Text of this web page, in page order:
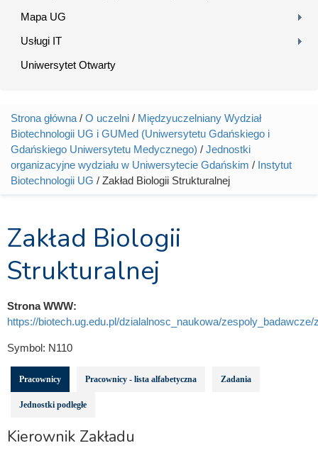
Mapa UG
Usługi IT
Uniwersytet Otwarty
Jesteś tutaj
Strona główna / O uczelni / Międzyuczelniany Wydział
Biotechnologii UG i GUMed (Uniwersytetu Gdańskiego i
Gdańskiego Uniwersytetu Medycznego) / Jednostki
organizacyjne wydziału w Uniwersytecie Gdańskim / Instytut
Biotechnologii UG / Zakład Biologii Strukturalnej
Zakład Biologii
Strukturalnej
Strona WWW:
https://biotech.ug.edu.pl/dzialalnosc_naukowa/zespoly_badawcze/
Symbol: N110
Pracownicy Pracownicy - lista alfabetyczna Zadania
Jednostki podległe
Kierownik Zakładu